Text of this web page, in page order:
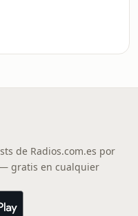
de Radios.com.es por
gratis en cualquier